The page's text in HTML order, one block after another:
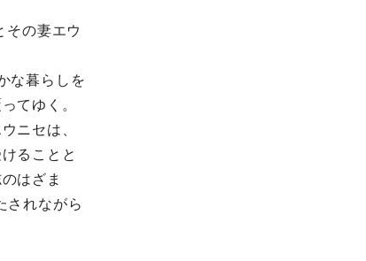
その妻エウ
な暮らしを
てゆく。
ニセは、
ることと
はざま
されながら